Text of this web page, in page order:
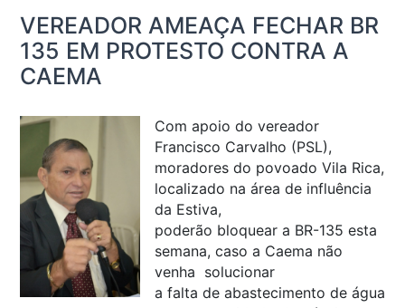
VEREADOR AMEAÇA FECHAR BR
135 EM PROTESTO CONTRA A
CAEMA
Com apoio do vereador
Francisco Carvalho (PSL),
moradores do povoado Vila Rica,
localizado na área de influência
da Estiva,
poderão bloquear a BR-135 esta
semana, caso a Caema não
venha solucionar
a falta de abastecimento de água